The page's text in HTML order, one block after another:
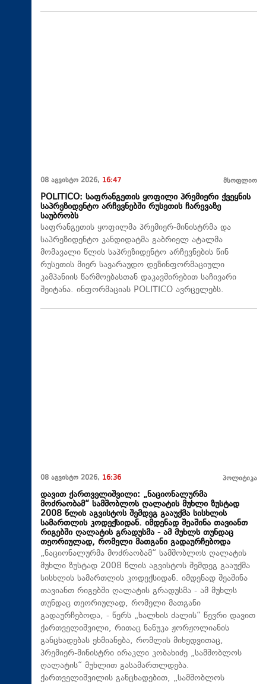
08 აგვისტო 2026, 16:47 მსოფლიო
POLITICO: საფრანგეთის ყოფილი პრემიერი ქვეყნის
საპრეზიდენტო არჩევნებში რუსეთის ჩარევაზე
საუბრობს
საფრანგეთის ყოფილმა პრემიერ-მინისტრმა და
საპრეზიდენტო კანდიდატმა გაბრიელ ატალმა
მომავალი წლის საპრეზიდენტო არჩევნების წინ
რუსეთის მიერ სავარაუდო დეზინფორმაციული
კამპანიის წარმოებასთან დაკავშირებით საჩივარი
შეიტანა. ინფორმაციას POLITICO ავრცელებს.
08 აგვისტო 2026, 16:36 პოლიტიკა
დავით ქართველიშვილი: „ნაციონალურმა
მოძრაობამ“ სამშობლოს ღალატის მუხლი ზუსტად
2008 წლის აგვისტოს შემდეგ გააუქმა სისხლის
სამართლის კოდექსიდან. იმდენად შეაშინა თავიანთ
რიგებში ღალატის გრადუსმა - ამ მუხლს თუნდაც
თეორიულად, რომელი მათგანი გადაურჩებოდა
„ნაციონალურმა მოძრაობამ“ სამშობლოს ღალატის
მუხლი ზუსტად 2008 წლის აგვისტოს შემდეგ გააუქმა
სისხლის სამართლის კოდექსიდან. იმდენად შეაშინა
თავიანთ რიგებში ღალატის გრადუსმა - ამ მუხლს
თუნდაც თეორიულად, რომელი მათგანი
გადაურჩებოდა, - წერს „ხალხის ძალის“ წევრი დავით
ქართველიშვილი, რითაც ნანუკა ჟორჟოლიანის
განცხადებას ეხმიანება, რომლის მიხედვითაც,
პრემიერ-მინისტრი ირაკლი კობახიძე „სამშობლოს
ღალატის“ მუხლით გასამართლდება.
ქართველიშვილის განცხადებით, „სამშობლოს